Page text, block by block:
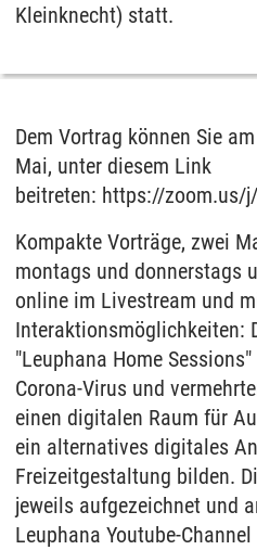
Kleinknecht) statt.
Dem Vortrag können Sie
Mai, unter diesem Link
beitreten: https://zoom.us/
Kompakte Vorträge, zwei
montags und donnerstags
online im Livestream und
Interaktionsmöglichkeiten:
"Leuphana Home
Corona-Virus und
einen digitalen Raum für
ein alternatives digitales
Freizeitgestaltung bilden.
jeweils aufgezeichnet und
Leuphana Youtube-